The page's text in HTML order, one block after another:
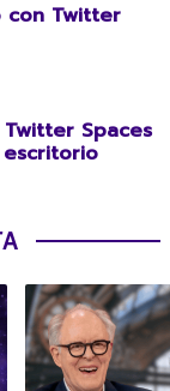
con Twitter
Spaces